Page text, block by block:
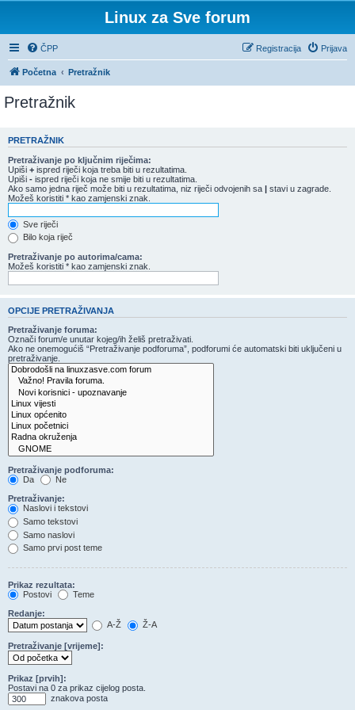
Linux za Sve forum
ČPP Prijava
Registracija
Početna Pretražnik
Pretražnik
PRETRAŽNIK
Pretraživanje po ključnim riječima:
Upiši + ispred riječi koja treba biti u rezultatima.
Upiši - ispred riječi koja ne smije biti u rezultatima.
Ako samo jedna riječ može biti u rezultatima, niz riječi odvojenih sa | stavi u zagrade.
Možeš koristiti * kao zamjenski znak.
Sve riječi
Bilo koja riječ
Pretraživanje po autorima/cama:
Možeš koristiti * kao zamjenski znak.
OPCIJE PRETRAŽIVANJA
Pretraživanje foruma:
Označi forum/e unutar kojeg/ih želiš pretraživati.
Ako ne onemogućiš “Pretraživanje podforuma”, podforumi će automatski biti uključeni u
pretraživanje.
Pretraživanje podforuma:
Da
Ne
Pretraživanje:
Naslovi i tekstovi
Samo tekstovi
Samo naslovi
Samo prvi post teme
Prikaz rezultata:
Postovi
Teme
Redanje:
A-Ž
Ž-A
Pretraživanje [vrijeme]:
Prikaz [prvih]:
Postavi na 0 za prikaz cijelog posta.
znakova posta